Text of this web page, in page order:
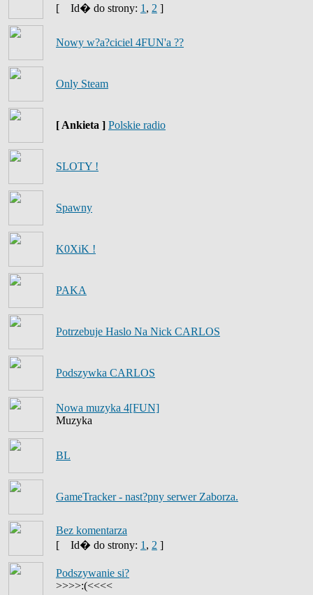
[
Id� do strony: 1 , 2 ]
Nowy w?a?ciciel 4FUN'a ??
Only Steam
[ Ankieta ] Polskie radio
SLOTY !
Spawny
K0XiK !
PAKA
Potrzebuje Haslo Na Nick CARLOS
Podszywka CARLOS
Nowa muzyka 4[FUN]
Muzyka
BL
GameTracker - nast?pny serwer Zaborza.
Bez komentarza
[
Id� do strony: 1 , 2 ]
Podszywanie si?
>>>>:(<<<<